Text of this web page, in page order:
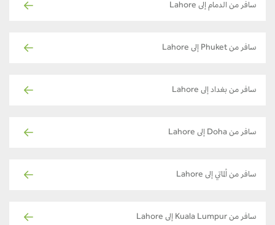
سافر من الدمام إلى Lahore
سافر من Phuket إلى Lahore
سافر من بغداد إلى Lahore
سافر من Doha إلى Lahore
سافر من ألماتي إلى Lahore
سافر من Kuala Lumpur إلى Lahore